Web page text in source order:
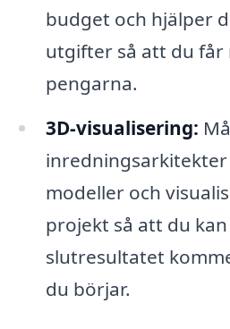
budget och hjälper
utgifter så att du får
pengarna.
3D-visualisering:
modeller och
projekt så att du
slutresultatet
du börjar.